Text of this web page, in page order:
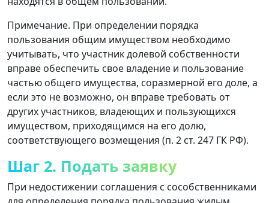
Примечание. При определении порядка
пользования общим имуществом необходимо
учитывать, что участник долевой собственности
вправе обеспечить свое владение и пользование
частью общего имущества, соразмерной его доле, а
если это не возможно, он вправе требовать от
других участников, владеющих и пользующихся
имуществом, приходящимся на его долю,
соответствующего возмещения (п. 2 ст. 247 ГК РФ).
Шаг 2. Подать заявку
При недостижении соглашения с сособственниками